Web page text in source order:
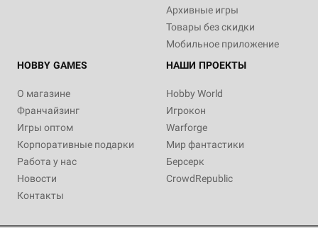
Архивные игры
Товары без скидки
Мобильное приложение
HOBBY GAMES
О магазине
Франчайзинг
Игры оптом
Корпоративные подарки
Работа у нас
Новости
Контакты
НАШИ ПРОЕКТЫ
Hobby World
Игрокон
Warforge
Мир фантастики
Берсерк
CrowdRepublic